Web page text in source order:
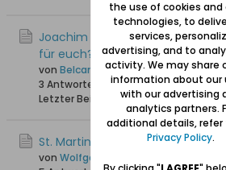
Joachim Schroetters Frage: Ist
für euch?
von Belcanto
3 Antworten
1.803 Hits0 Likes
Letzter Beitrag
20.11.2024, 10:21
St. Martins-Bräuche am 11.
von Wolfgang
the use of cookies
technologies, to
services,
advertising, and to
activity. We may share
information about our
with our advertising
analytics partners.
additional details, refer
Privacy Policy.